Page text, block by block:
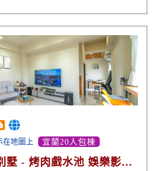
在地圖上 宜蘭20人包棟
墅 - 烤肉戲水池 娛樂影視